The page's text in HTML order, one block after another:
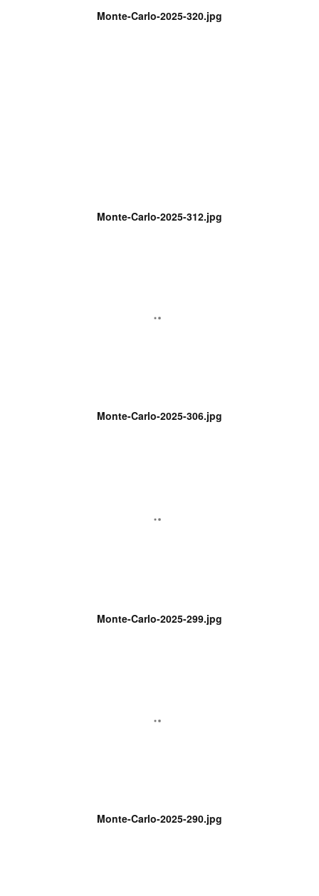
Monte-Carlo-2025-320.jpg
Monte-Carlo-2025-312.jpg
Monte-Carlo-2025-306.jpg
Monte-Carlo-2025-299.jpg
Monte-Carlo-2025-290.jpg